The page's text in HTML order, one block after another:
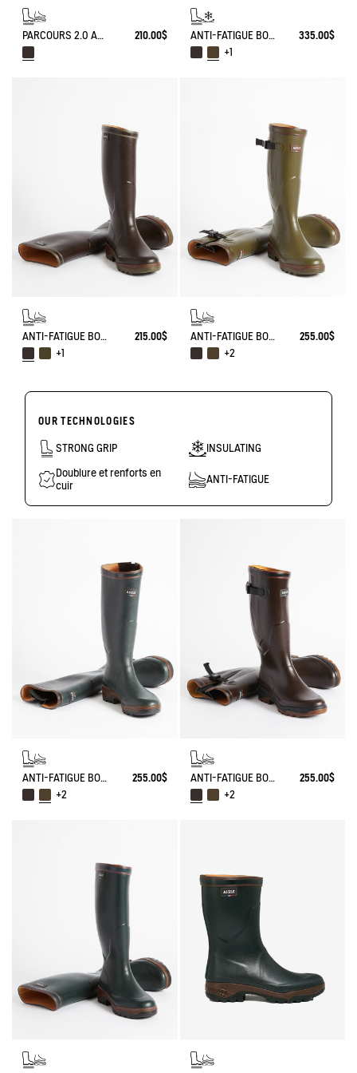
PARCOURS 2.0 ANTI-FATIGUE BOOT 210.00$ ANTI-FATIGUE BOOT PARCOURS 2.0 ADJUSTABLE NEOPRENE-LINED
335.00$
+1
ANTI-FATIGUE BOOT PARCOURS 2.0
215.00$
+1
ANTI-FATIGUE BOOT PARCOURS 2.0 ADJUSTABLE
255.00$
+2
OUR TECHNOLOGIES
STRONG GRIP INSULATING
Doublure et renforts en
cuir
ANTI-FATIGUE
ANTI-FATIGUE BOOT PARCOURS 2.0 ADJUSTABLE
255.00$
+2
ANTI-FATIGUE BOOT PARCOURS 2.0 ADJUSTABLE
255.00$
+2